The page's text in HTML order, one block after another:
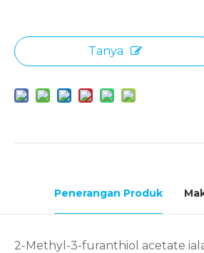
Tanya
Penerangan Produk
2-Methyl-3-furanthiol acetate